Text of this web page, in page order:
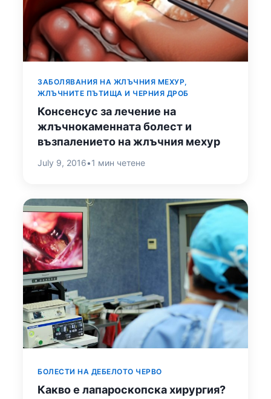
ЗАБОЛЯВАНИЯ НА ЖЛЪЧНИЯ МЕХУР,
ЖЛЪЧНИТЕ ПЪТИЩА И ЧЕРНИЯ ДРОБ
Консенсус за лечение на
жлъчнокаменната болест и
възпалението на жлъчния мехур
July 9, 2016•1 мин четене
БОЛЕСТИ НА ДЕБЕЛОТО ЧЕРВО
Какво е лапароскопска хирургия?